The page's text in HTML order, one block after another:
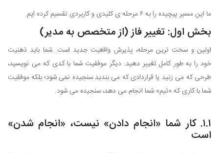
ما این مسیر پیچیده را به ۶ مرحله ی کلیدی و کاربردی تقسیم کرده ایم.
بخش اول: تغییر فاز (از متخصص به مدیر)
اولین و سخت ترین مرحله، پذیرش واقعیت جدید است. شما باید ذهنیت
خود را به طور کامل تغییر دهید. دیگر موفقیت شما با کدی که می نویسید،
طرحی که می زنید یا قراردادی که می بندید سنجیده نمی شود؛ بلکه موفقیت
شما با کاری که «تیم» شما انجام می دهد، سنجیده می شود.
۱.۱. کار شما «انجام دادن» نیست، «انجام شدن»
است